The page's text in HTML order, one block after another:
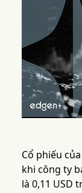
Cổ phiếu
khi công ty
là 0,11 USD